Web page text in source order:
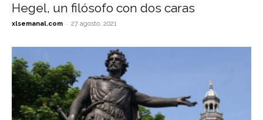
Hegel, un filósofo con dos caras
xlsemanal.com - 27 agosto, 2021